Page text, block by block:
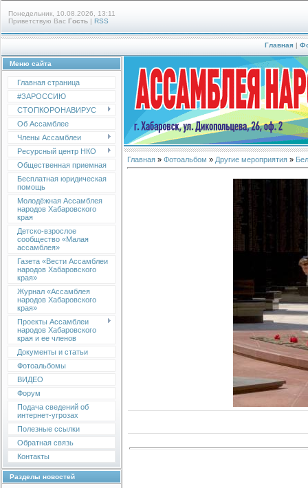
Понедельник, 10.08.2026, 13:11
Приветствую Вас Гость | RSS
Главная |
Меню сайта
Главная страница
#ЗАРОССИЮ
СТОПКОРОНАВИРУС
Об Ассамблее
Члены Ассамблеи
Ресурсный центр НКО
Общественная приемная
Бесплатная юридическая
помощь
Молодёжная Ассамблея
народов Хабаровского
края
Детско-взрослое
сообщество «Малая
ассамблея»
Газета «Вести Ассамблеи
народов Хабаровского
края»
Журнал «Ассамблея
народов Хабаровского
края»
Проекты Ассамблеи
народов Хабаровского
края и ее членов
Документы и статьи
Фотоальбомы
ВИДЕО
Форум
Подача сведений об
интернет-угрозах
Полезные ссылки
Обратная связь
Контакты
Разделы новостей
Главная » Фотоальбом » Другие мероприятия »